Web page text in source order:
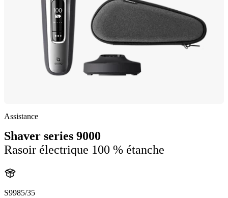
Assistance
Shaver series 9000
Rasoir électrique 100 % étanche
S9985/35